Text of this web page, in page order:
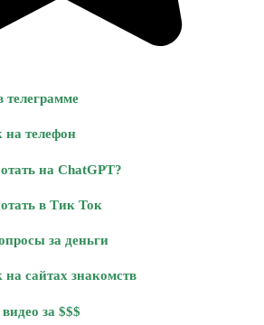
телеграмме
на телефон
на ChatGPT?
в Тик Ток
за деньги
на сайтах знакомств
за $$$